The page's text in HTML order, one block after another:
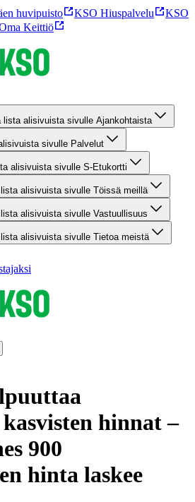
huvipuisto KSO Hiuspalvelu
KSO
Keittiö
lista alisivuista sivulle Ajankohtaista
sivulle Palvelut
alisivuista sivulle S-Etukortti
alisivuista sivulle Töissä meillä
alisivuista sivulle Vastuullisuus
alisivuista sivulle Tietoa meistä
hinnat –
900
hinta laskee